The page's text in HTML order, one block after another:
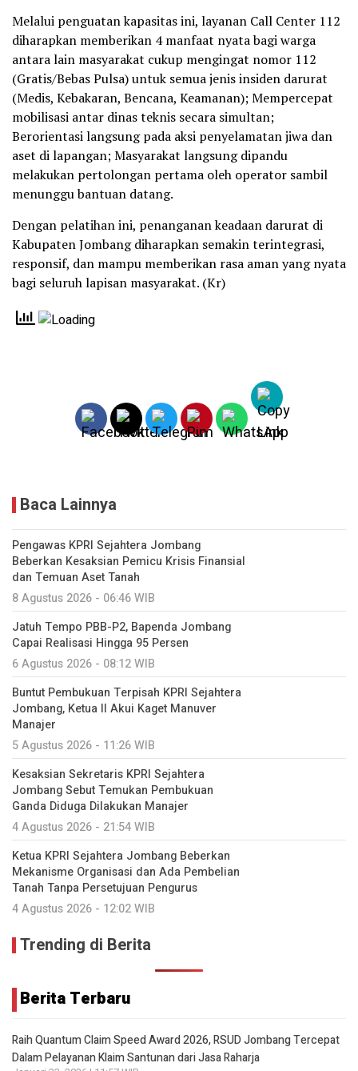
Melalui penguatan kapasitas ini, layanan Call Center 112
diharapkan memberikan 4 manfaat nyata bagi warga
antara lain masyarakat cukup mengingat nomor 112
(Gratis/Bebas Pulsa) untuk semua jenis insiden darurat
(Medis, Kebakaran, Bencana, Keamanan); Mempercepat
mobilisasi antar dinas teknis secara simultan;
Berorientasi langsung pada aksi penyelamatan jiwa dan
aset di lapangan; Masyarakat langsung dipandu
melakukan pertolongan pertama oleh operator sambil
menunggu bantuan datang.
Dengan pelatihan ini, penanganan keadaan darurat di
Kabupaten Jombang diharapkan semakin terintegrasi,
responsif, dan mampu memberikan rasa aman yang nyata
bagi seluruh lapisan masyarakat. (Kr)
Baca Lainnya
Pengawas KPRI Sejahtera Jombang
Beberkan Kesaksian Pemicu Krisis Finansial
dan Temuan Aset Tanah
8 Agustus 2026 - 06:46 WIB
Jatuh Tempo PBB-P2, Bapenda Jombang
Capai Realisasi Hingga 95 Persen
6 Agustus 2026 - 08:12 WIB
Buntut Pembukuan Terpisah KPRI Sejahtera
Jombang, Ketua II Akui Kaget Manuver
Manajer
5 Agustus 2026 - 11:26 WIB
Kesaksian Sekretaris KPRI Sejahtera
Jombang Sebut Temukan Pembukuan
Ganda Diduga Dilakukan Manajer
4 Agustus 2026 - 21:54 WIB
Ketua KPRI Sejahtera Jombang Beberkan
Mekanisme Organisasi dan Ada Pembelian
Tanah Tanpa Persetujuan Pengurus
4 Agustus 2026 - 12:02 WIB
Trending di Berita
Berita Terbaru
Raih Quantum Claim Speed Award 2026, RSUD Jombang Tercepat
Dalam Pelayanan Klaim Santunan dari Jasa Raharja